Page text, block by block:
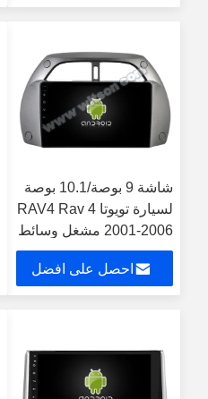
شاشة 9 بوصة/10.1 بوصة
لسيارة تويوتا RAV4 Rav 4
2001-2006 مشغل وسائط
متعددة ستيريو ونظام تحديد
المواقع CarPlayاحصل على افضل